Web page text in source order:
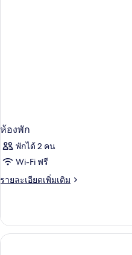
ห้องพัก
พักได้ 2 คน
Wi-Fi ฟรี
รายละเอียดเพิ่มเติม
ราย
เกี่ยว
กับ
ห้อง